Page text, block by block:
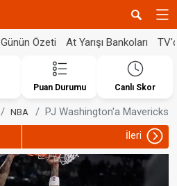
Günün Özeti At Yarışı Bankoları
Puan Durumu Canlı Skor
NBA PJ Washington'a
İleri